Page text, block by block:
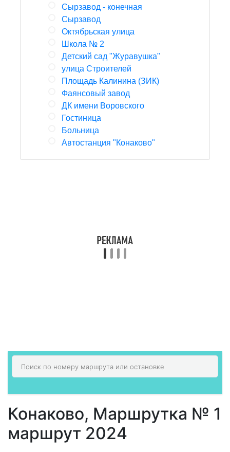
Сырзавод - конечная
Сырзавод
Октябрьская улица
Школа № 2
Детский сад "Журавушка"
улица Строителей
Площадь Калинина (ЗИК)
Фаянсовый завод
ДК имени Воровского
Гостиница
Больница
Автостанция "Конаково"
Конаково, Маршрутка № 1
маршрут 2024